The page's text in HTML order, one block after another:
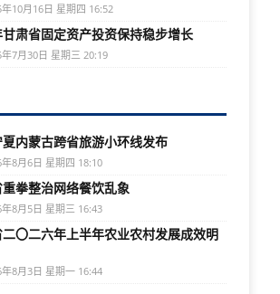
10月16日 星期四 16:52
肃省固定资产投资保持稳步增长
7月30日 星期三 20:19
内蒙古跨省旅游小环线发布
8月6日 星期四 18:10
拳整治网络餐饮乱象
8月5日 星期三 16:43
〇二六年上半年农业农村发展成效明
8月3日 星期一 16:44